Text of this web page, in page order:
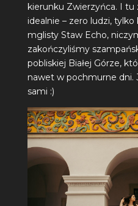
kierunku Zwierzyńca. I
idealnie – zero ludzi,
mglisty Staw Echo,
zakończyliśmy
pobliskiej Białej Górze,
nawet w pochmurne dni.
sami :)